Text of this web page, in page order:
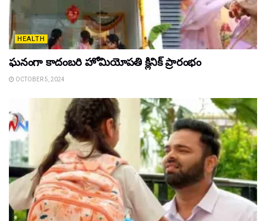
HEALTH
ఘ‌నంగా కాదంబ‌రి హోమియోపతి క్లినిక్ ప్రారంభం
OCTOBER 5, 2024